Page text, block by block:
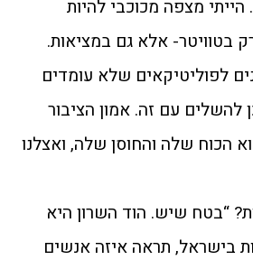
הייתי מצפה מכוכבי להיות
בטוויטר- אלא גם במציאות.
לפוליטיקאים שלא עומדים
להשלים עם זה. אמון הציבור
הכוח שלה והחוסן שלה, ואצלנו
“בטח שיש. הוד השרון היא
בישראל, תראה איזה אנשים